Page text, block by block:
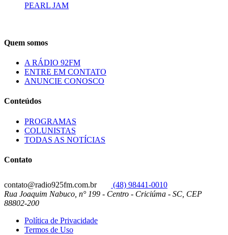
PEARL JAM
Quem somos
A RÁDIO 92FM
ENTRE EM CONTATO
ANUNCIE CONOSCO
Conteúdos
PROGRAMAS
COLUNISTAS
TODAS AS NOTÍCIAS
Contato
contato@radio925fm.com.br
(48) 98441-0010
Rua Joaquim Nabuco, n° 199 - Centro - Criciúma - SC, CEP
88802-200
Política de Privacidade
Termos de Uso